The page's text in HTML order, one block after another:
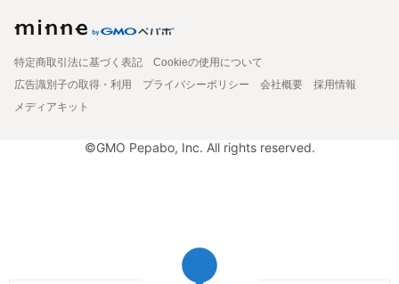
特定商取引法に基づく表記
Cookieの使用について
広告識別子の取得・利用
プライバシーポリシー 会社概要
採用情報
メディアキット
©GMO Pepabo, Inc. All rights reserved.